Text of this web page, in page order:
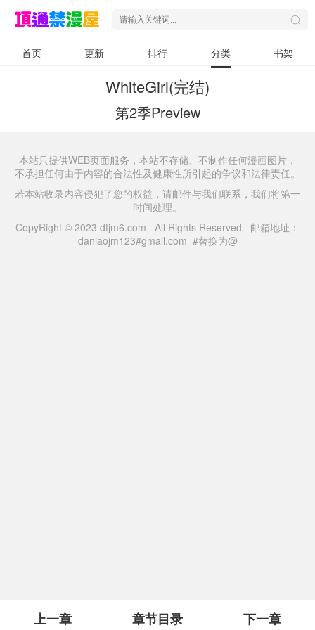
首页 更新 排行 分类 书架
WhiteGirl(完结)
第2季Preview
上一章 章节目录 下一章
本站只提供WEB页面服务，本站不存储、不制作任何漫画图片，
不承担任何由于内容的合法性及健康性所引起的争议和法律责任。
若本站收录内容侵犯了您的权益，请邮件与我们联系，我们将第一
时间处理。
CopyRight © 2023 dtjm6.com All Rights Reserved. 邮箱地址：
daniaojm123#gmail.com #替换为@